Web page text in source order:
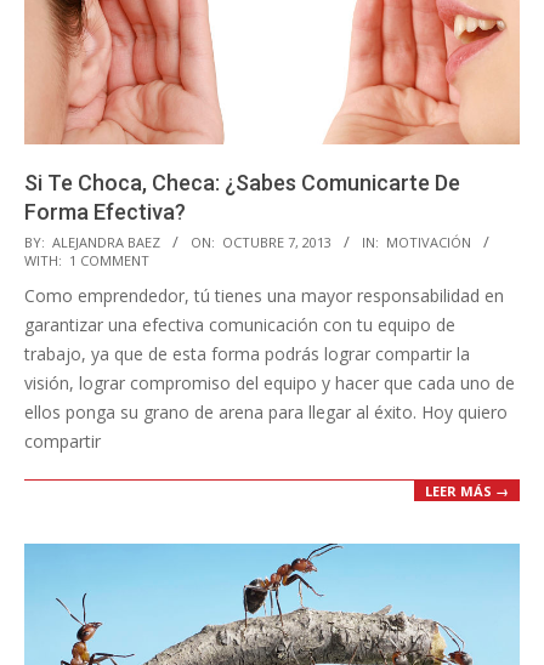
Si Te Choca, Checa: ¿Sabes Comunicarte De
Forma Efectiva?
2013-
10-
07
BY: ALEJANDRA BAEZ ON: OCTUBRE 7, 2013 IN: MOTIVACIÓN
WITH: 1 COMMENT
Como emprendedor, tú tienes una mayor responsabilidad en
garantizar una efectiva comunicación con tu equipo de
trabajo, ya que de esta forma podrás lograr compartir la
visión, lograr compromiso del equipo y hacer que cada uno de
ellos ponga su grano de arena para llegar al éxito. Hoy quiero
compartir
LEER MÁS →